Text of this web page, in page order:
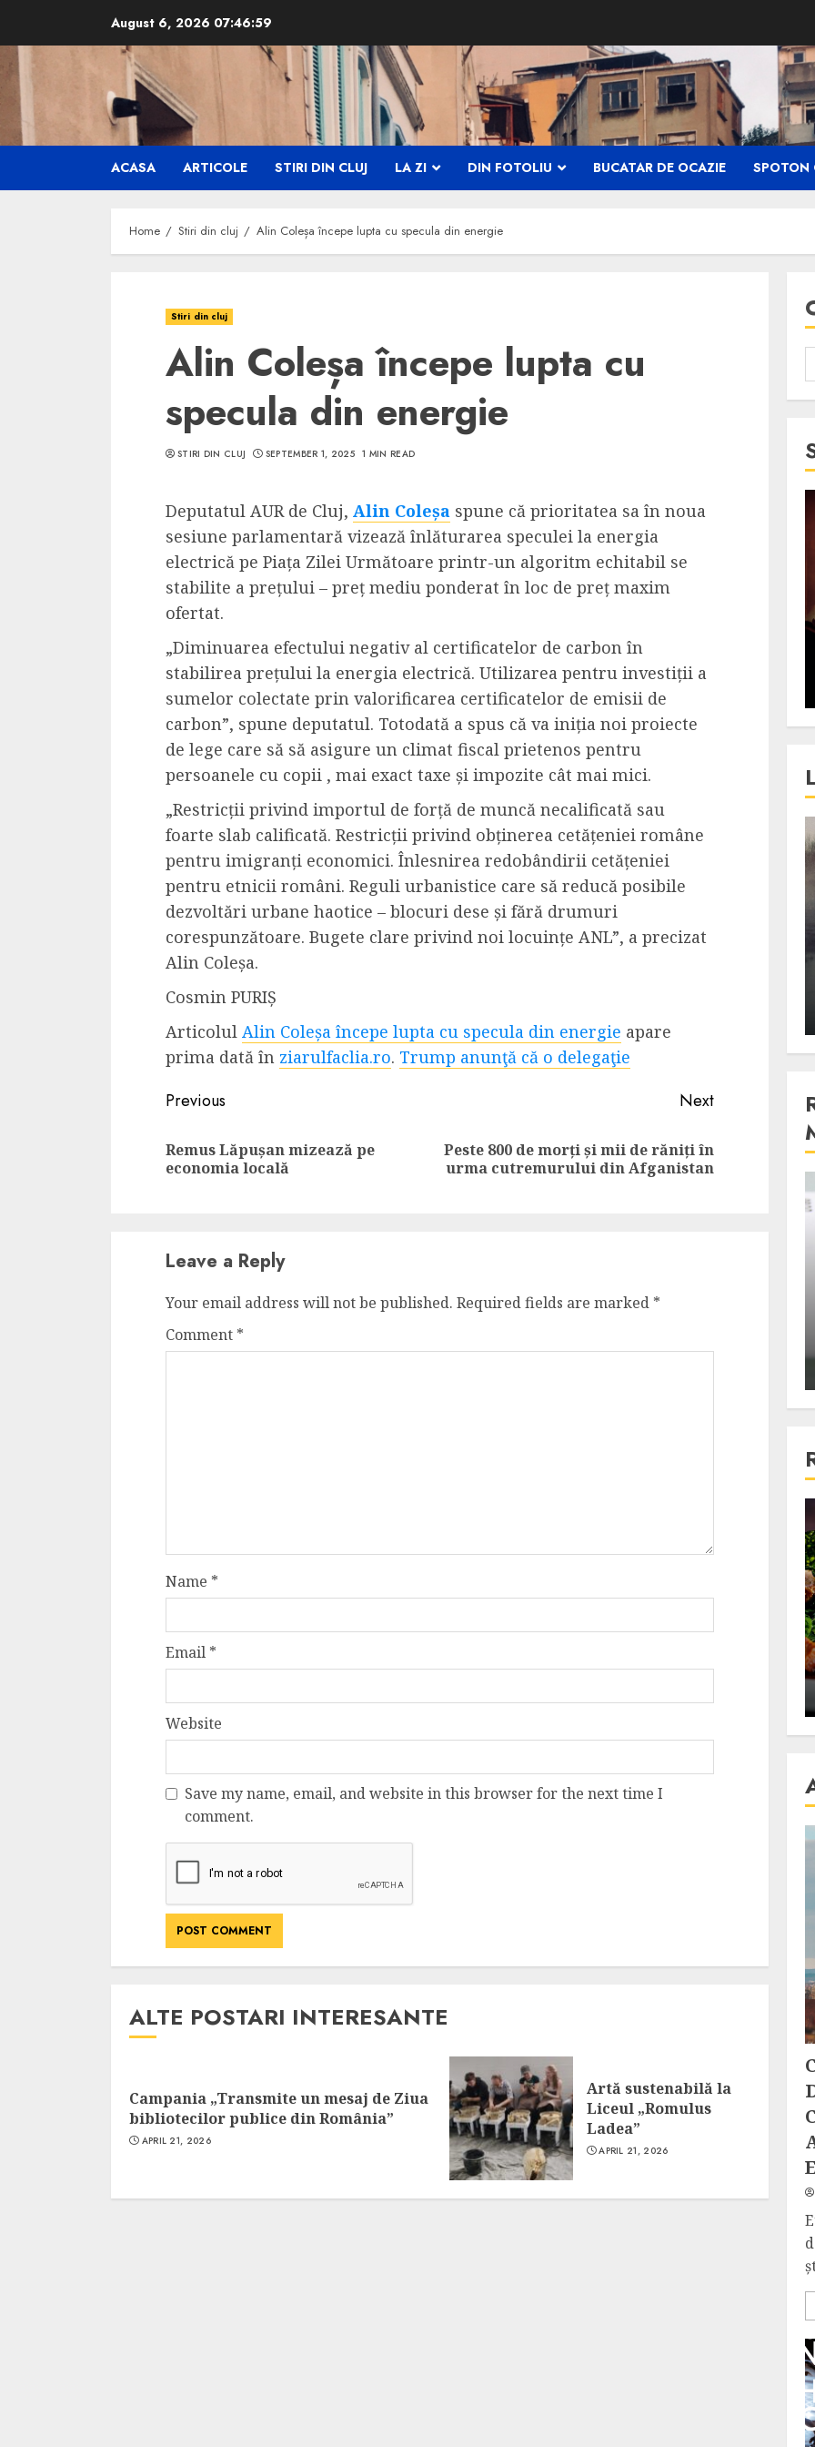
content
August 6, 2026 07:47:00
ACASA ARTICOLE STIRI DIN CLUJ LA ZI DIN FOTOLIU BUCATAR DE OCAZIE SPOTON
Home Stiri din cluj Alin Coleșa începe lupta cu specula din energie
Stiri din cluj
Alin Coleșa începe lupta cu
specula din energie
STIRI DIN CLUJ SEPTEMBER 1, 2025 1 MIN READ
Deputatul AUR de Cluj, Alin Coleșa spune că prioritatea sa în noua
sesiune parlamentară vizează înlăturarea speculei la energia
electrică pe Piața Zilei Următoare printr-un algoritm echitabil se
stabilite a prețului – preț mediu ponderat în loc de preț maxim
ofertat.
„Diminuarea efectului negativ al certificatelor de carbon în
stabilirea prețului la energia electrică. Utilizarea pentru investiții a
sumelor colectate prin valorificarea certificatelor de emisii de
carbon”, spune deputatul. Totodată a spus că va iniția noi proiecte
de lege care să să asigure un climat fiscal prietenos pentru
persoanele cu copii , mai exact taxe și impozite cât mai mici.
„Restricții privind importul de forță de muncă necalificată sau
foarte slab calificată. Restricții privind obținerea cetățeniei române
pentru imigranți economici. Înlesnirea redobândirii cetățeniei
pentru etnicii români. Reguli urbanistice care să reducă posibile
dezvoltări urbane haotice – blocuri dese și fără drumuri
corespunzătoare. Bugete clare privind noi locuințe ANL”, a precizat
Alin Coleșa.
Cosmin PURIȘ
Articolul Alin Coleșa începe lupta cu specula din energie apare
prima dată în ziarulfaclia.ro. Trump anunţă că o delegaţie
Continue
Reading
Previous
Previous
post:
Remus Lăpușan mizează pe
economia locală
Next
Next
post:
Peste 800 de morți și mii de răniți în
urma cutremurului din Afganistan
Leave a Reply
Your email address will not be published. Required fields are marked *
Comment *
Name *
Email *
Website
Save my name, email, and website in this browser for the next time I
comment.
ALTE POSTARI INTERESANTE
Campania „Transmite un mesaj de Ziua
bibliotecilor publice din România”
APRIL 21, 2026
Artă sustenabilă la
Liceul „Romulus
Ladea”
APRIL 21, 2026
5 min read
SpotOn Cluj
Ce poti vizita in jurul
weekend prelungit in
“Orasul Comoara”?
ALEXANDRU S. MAY 31, 2023
4 min read
SpotOn Cluj
Festivalurile Clujului. De
pe cei mai in varsta an de
an?
ALEXANDRU S. DECEMBER 13, 2023
4 min read
La zi
Razboiul din Gaza, scanteia
fatala pentru Orientul
Mijlociu?
3 min read
Stiinta
Lumina ar putea contribui
Onoare printre hoti, un
film ca un joc care te
cucereste de la primele
reusit sa se ridice la
cu piept de curcan
incontestabila